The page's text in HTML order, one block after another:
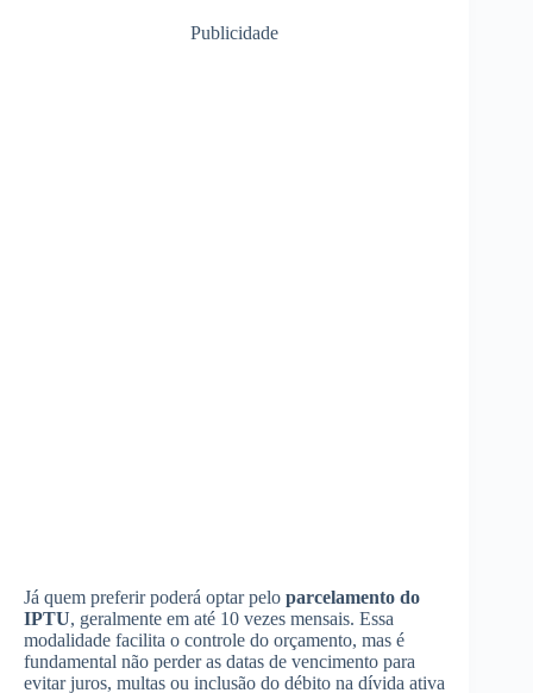
Publicidade
Já quem preferir poderá optar pelo parcelamento do
IPTU, geralmente em até 10 vezes mensais. Essa
modalidade facilita o controle do orçamento, mas é
fundamental não perder as datas de vencimento para
evitar juros, multas ou inclusão do débito na dívida ativa